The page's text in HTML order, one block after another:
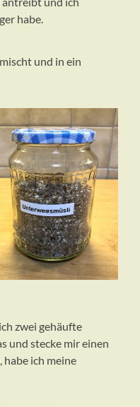
habe.
und in ein
zwei gehäufte
und stecke mir einen
habe ich meine